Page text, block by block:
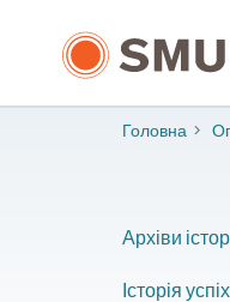
основного
Головна
Архіви
Історія